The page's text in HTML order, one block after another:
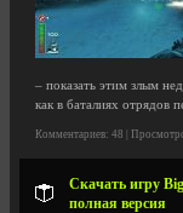
– показать этим злым
как в баталиях отрядов
Комментариев: 48 |
Скачать игру
полная версия